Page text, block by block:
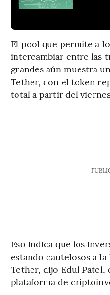
El pool que permite a
intercambiar entre las
grandes aún muestra
Tether, con el token
total a partir del
Eso indica que los
estando cautelosos a
Tether, dijo Edul
plataforma de